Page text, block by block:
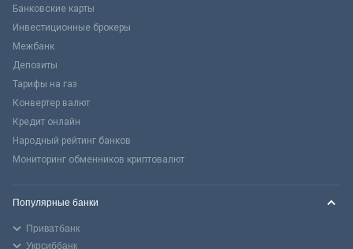
Банковские карты
Инвестиционные брокеры
Межбанк
Депозиты
Тарифы на газ
Конвертер валют
Кредит онлайн
Народный рейтинг банков
Мониторинг обменников криптовалют
Популярные банки
Приватбанк
Укрсиббанк